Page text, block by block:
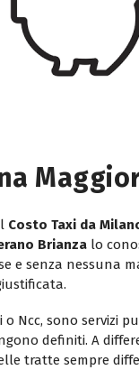
Costo Taxi da
Brianza lo
e senza nessuna
o Ncc, sono servizi
definiti. A
tratte sempre